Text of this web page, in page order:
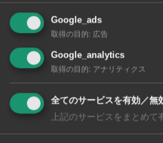
コンピューター屋（INTERSECTION
バンコクでのパソコン修理
屋」で決まり！
開業15年以上の信頼、日本人
パソコン修理屋。「パソコン
Google_ads
取得の目的: 広告
Google_analytics
取得の目的: アナリティクス
全てのサービスを有効／無
上記のサービスをまとめて